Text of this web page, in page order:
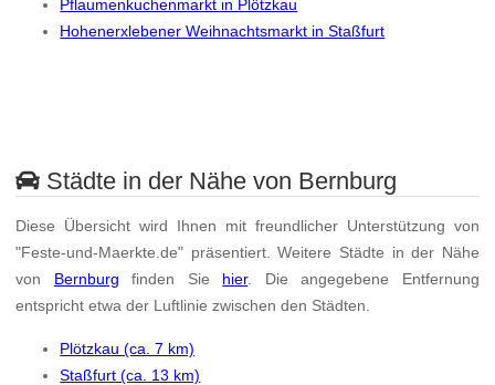
Pflaumenkuchenmarkt in Plötzkau
Hohenerxlebener Weihnachtsmarkt in Staßfurt
Städte in der Nähe von Bernburg
Diese Übersicht wird Ihnen mit freundlicher Unterstützung von
"Feste-und-Maerkte.de" präsentiert. Weitere Städte in der Nähe
von Bernburg finden Sie hier. Die angegebene Entfernung
entspricht etwa der Luftlinie zwischen den Städten.
Plötzkau (ca. 7 km)
Staßfurt (ca. 13 km)